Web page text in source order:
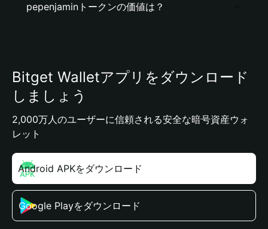
pepenjaminトークンの価値は？
Bitget Walletアプリをダウンロード
しましょう
2,000万人のユーザーに信頼される安全な暗号資産ウォ
レット
Android APKをダウンロード
Google Playをダウンロード